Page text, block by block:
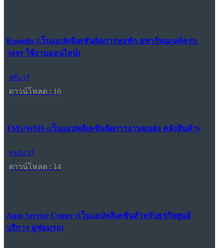
Roomlix (เว็บแอปพลิเคชันจัดการหอพัก อพาร์ทเมนท์ครบ
วงจร ใช้งานออนไลน์)
ฟรีแวร์
ดาวน์โหลด : 16
TMS/WMS (เว็บแอปพลิเคชันจัดการงานขนส่ง คลังสินค้า)
แชร์แวร์
ดาวน์โหลด : 14
Auto Service Center (เว็บแอปพลิเคชันสำหรับธุรกิจศูนย์
บริการ อู่ซ่อมรถ)